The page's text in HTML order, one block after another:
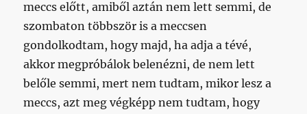
meccs előtt, amiből aztán nem lett semmi, de
szombaton többször is a meccsen
gondolkodtam, hogy majd, ha adja a tévé,
akkor megpróbálok belenézni, de nem lett
belőle semmi, mert nem tudtam, mikor lesz a
meccs, azt meg végképp nem tudtam, hogy